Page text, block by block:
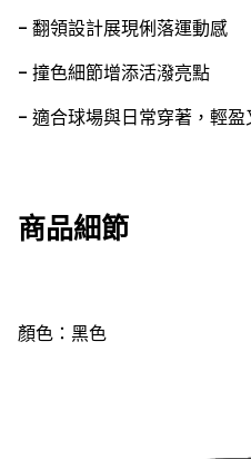
- 翻領設計展現俐落運動感
- 撞色細節增添活潑亮點
- 適合球場與日常穿著，輕盈
商品細節
顏色：黑色